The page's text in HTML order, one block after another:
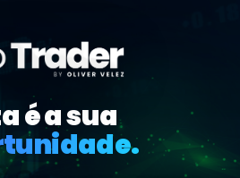
é a sua